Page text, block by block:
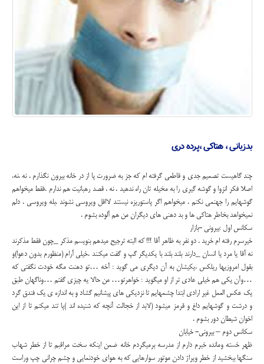
بدزبانی ، هتاکی ،پرده دری
چند گاهیست تصمیم جدی و قاطعی گرفته ام که جز به ضرورت پا از در خانه بیرون نگذارم . نه ،نه،
اصلا فکر انزوا و گوشه گیری را به مخیله تان راه ندهید . نه ، قصد رهبانیت هم ندارم .فقط میخواهم
گوشهایم را جهنمی نکنم . میخواهم اگر پاستوریزه نیستند لااقل ویروسی نشوند .بله ویروسی . دلم
نمیخواهد بخاطر هتاکی ها و بد دهنی های دیگران من هم آلوده بشوم .
سکانس اول :بیرونی -بازار
خیرسرم رفته ام خرید . دو نفر به ظاهر آقا !!! که البته ترجیح میدهم بنویسم مذکر _چون فقط مذکرند
نه آقا یا مرد یا انسان _دارند بلند بلند با یکدیگر گپ و گفت میکنند .خیلی آرام (منظورم بدون دعوا)و
بقول امروزیها ریلکس ،یکیشان به آن دیگری می گوید : آخه …تو دهنت مگه خودت نگفتی که
…وآن یکی هم خیلی عادی تر از او میگوید : خواهرتو… من حالا یه چیزی گفتم …وناگهان طبق
یک عکس العمل غیر ارادی ابتدا چشمهایم تا نزدیکی های پیشانیم گشاد و به اندازه ی یک فندق گرد
و درشت و گوشهایم داغ و قرمز میشود (لابد از خجالت آنچه که شنیده اند )پا تند میکنم تا از این
اخوان شیطان دور بشوم .
سکانس دوم – بیرونی- خیابان
ظهر خسته ومانده خبرم دارم از مدرسه برمیگردم خانه ضمن اینکه سخت مراقبم تا از خطر شهاب
سنگها ببخشید از خطر ویراژ دادن موتور سوارهایی که به هوای خودنمایی و چشم چرانی چپ وراست